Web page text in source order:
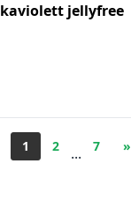
jellyfree
1 2 ... 7 »